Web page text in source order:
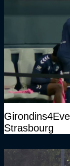
Strasbourg